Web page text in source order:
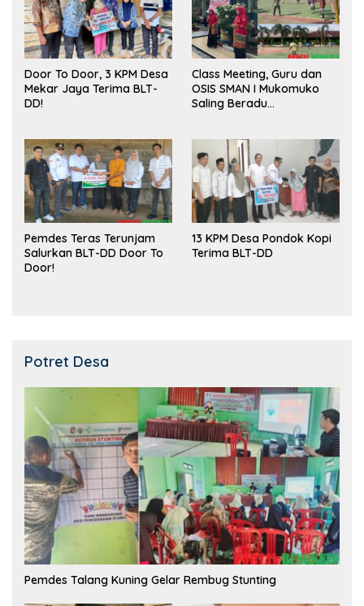
Door To Door, 3 KPM Desa
Mekar Jaya Terima BLT-
DD!
Class Meeting, Guru dan
OSIS SMAN I Mukomuko
Saling Beradu
Pemdes Teras Terunjam
Salurkan BLT-DD Door To
Door!
13 KPM Desa Pondok Kopi
Terima BLT-DD
Potret Desa
Pemdes Talang Kuning Gelar Rembug Stunting